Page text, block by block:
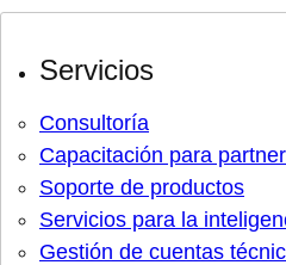
Servicios
Consultoría
Capacitación para
Soporte de productos
Servicios para la
Gestión de cuentas